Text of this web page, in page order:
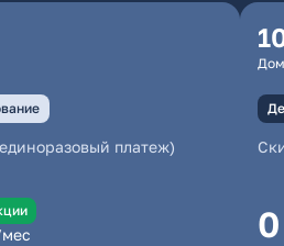
платеж)
0